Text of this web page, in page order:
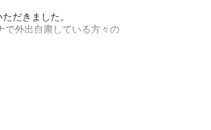
だきました。
で外出自粛している方々の